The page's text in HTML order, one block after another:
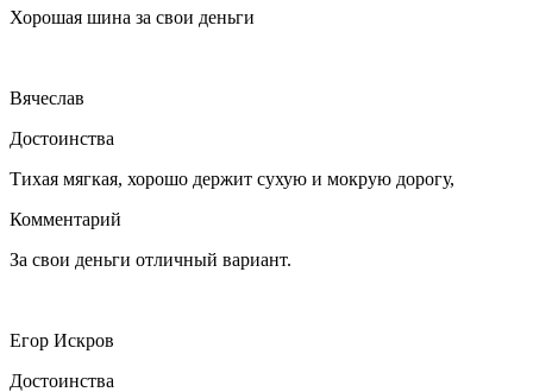
Хорошая шина за свои деньги
Вячеслав
Достоинства
Тихая мягкая, хорошо держит сухую и мокрую дорогу,
Комментарий
За свои деньги отличный вариант.
Егор Искров
Достоинства